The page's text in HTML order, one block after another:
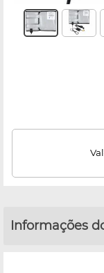
Informações